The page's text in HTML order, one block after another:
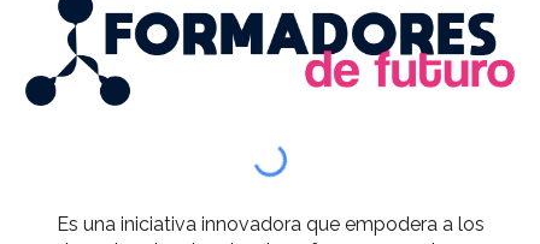
Es una iniciativa innovadora que empodera a los